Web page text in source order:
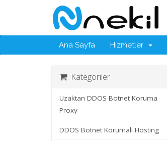
Ana Sayfa Hizmetler
Kategoriler
Uzaktan DDOS Botnet Koruma
Proxy
DDOS Botnet Korumalı Hosting